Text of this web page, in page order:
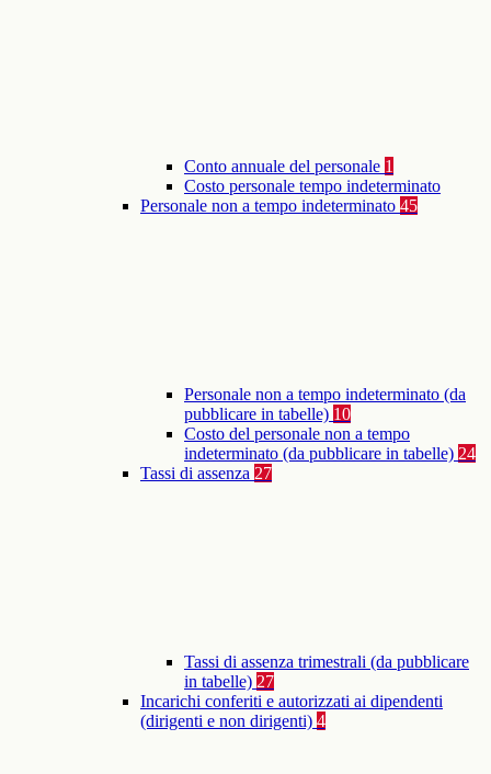
Conto annuale del personale 1
Costo personale tempo indeterminato
Personale non a tempo indeterminato 45
Personale non a tempo indeterminato (da
pubblicare in tabelle) 10
Costo del personale non a tempo
indeterminato (da pubblicare in tabelle) 24
Tassi di assenza 27
Tassi di assenza trimestrali (da pubblicare
in tabelle) 27
Incarichi conferiti e autorizzati ai dipendenti
(dirigenti e non dirigenti) 4